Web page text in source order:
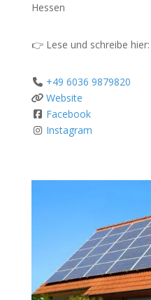
Hessen
👉 Lese und schreibe hier:
+49 6036 9879820
Website
Facebook
Instagram